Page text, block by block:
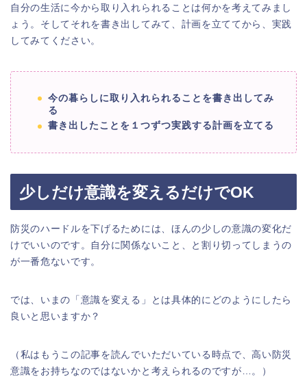
自分の生活に今から取り入れられることは何かを考えてみまし
ょう。そしてそれを書き出してみて、計画を立ててから、実践
してみてください。
今の暮らしに取り入れられることを書き出してみ
る
書き出したことを１つずつ実践する計画を立てる
少しだけ意識を変えるだけでOK
防災のハードルを下げるためには、ほんの少しの意識の変化だ
けでいいのです。自分に関係ないこと、と割り切ってしまうの
が一番危ないです。
では、いまの「意識を変える」とは具体的にどのようにしたら
良いと思いますか？
（私はもうこの記事を読んでいただいている時点で、高い防災
意識をお持ちなのではないかと考えられるのですが…。）